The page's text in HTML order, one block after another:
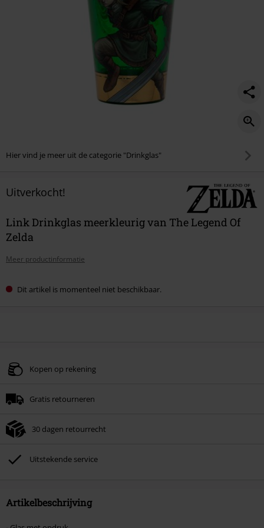
Hier vind je meer uit de categorie "Drinkglas"
Uitverkocht!
Link Drinkglas meerkleurig van The Legend Of
Zelda
Meer productinformatie
Dit artikel is momenteel niet beschikbaar.
Kopen op rekening
Gratis retourneren
30 dagen retourrecht
Uitstekende service
Artikelbeschrijving